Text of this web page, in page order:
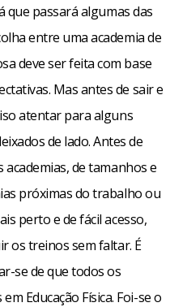
que passará algumas das
entre uma academia de
deve ser feita com base
Mas antes de sair e
atentar para alguns
de lado. Antes de
de tamanhos e
próximas do trabalho ou
perto e de fácil acesso,
os treinos sem faltar. É
se de que todos os
Educação Física. Foi-se o